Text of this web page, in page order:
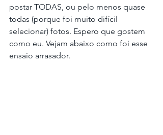
postar TODAS, ou pelo menos quase
todas (porque foi muito difícil
selecionar) fotos. Espero que gostem
como eu. Vejam abaixo como foi esse
ensaio arrasador.